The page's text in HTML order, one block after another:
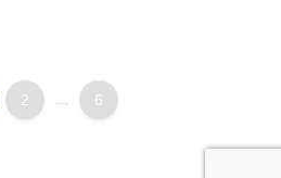
2 ... 6